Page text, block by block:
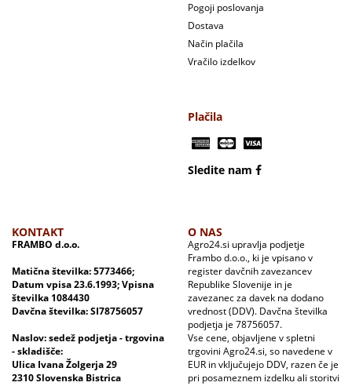
Pogoji poslovanja
Dostava
Način plačila
Vračilo izdelkov
Plačila
Sledite nam
KONTAKT
FRAMBO d.o.o.
Matična številka: 5773466;
Datum vpisa 23.6.1993; Vpisna
številka 1084430
Davčna številka: SI78756057
Naslov: sedež podjetja - trgovina
- skladišče:
Ulica Ivana Žolgerja 29
2310 Slovenska Bistrica
O NAS
Agro24.si upravlja podjetje
Frambo d.o.o., ki je vpisano v
register davčnih zavezancev
Republike Slovenije in je
zavezanec za davek na dodano
vrednost (DDV). Davčna številka
podjetja je 78756057.
Vse cene, objavljene v spletni
trgovini Agro24.si, so navedene v
EUR in vključujejo DDV, razen če je
pri posameznem izdelku ali storitvi